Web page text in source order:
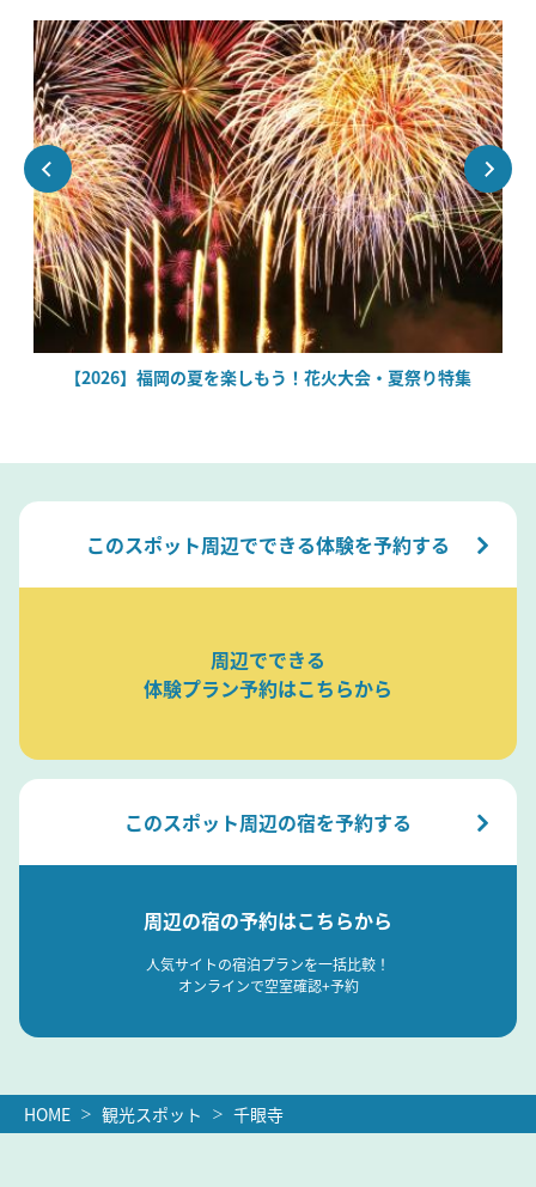
【2026】福岡の夏を楽しもう！花火大会・夏祭り特集
このスポット周辺でできる体験を予約する
周辺でできる
体験プラン予約はこちらから
このスポット周辺の宿を予約する
周辺の宿の予約はこちらから
人気サイトの宿泊プランを一括比較！
オンラインで空室確認+予約
HOME 観光スポット 千眼寺